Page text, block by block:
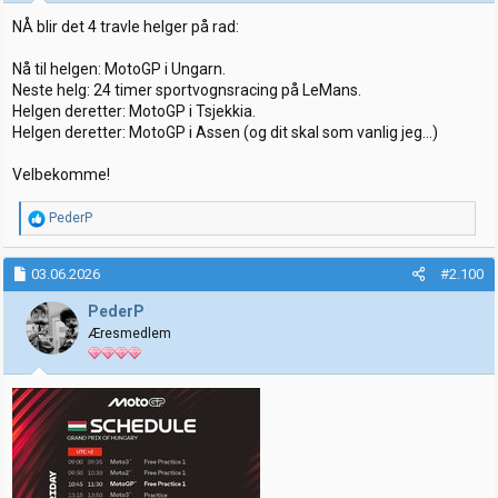
:
NÅ blir det 4 travle helger på rad:
Nå til helgen: MotoGP i Ungarn.
Neste helg: 24 timer sportvognsracing på LeMans.
Helgen deretter: MotoGP i Tsjekkia.
Helgen deretter: MotoGP i Assen (og dit skal som vanlig jeg...)
Velbekomme!
R
e
a
k
s
j
o
n
e
r
:
PederP
03.06.2026 #2.100
PederP
Æresmedlem